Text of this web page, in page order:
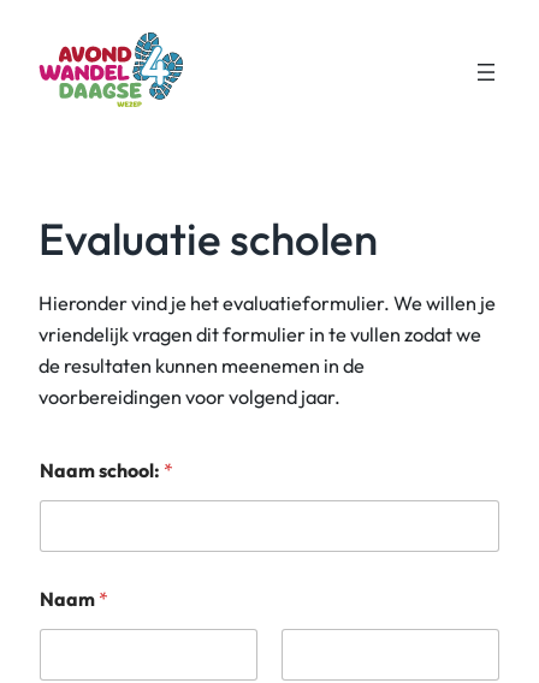
Evaluatie scholen
Hieronder vind je het evaluatieformulier. We willen je
vriendelijk vragen dit formulier in te vullen zodat we
de resultaten kunnen meenemen in de
voorbereidingen voor volgend jaar.
Naam school: *
Naam *